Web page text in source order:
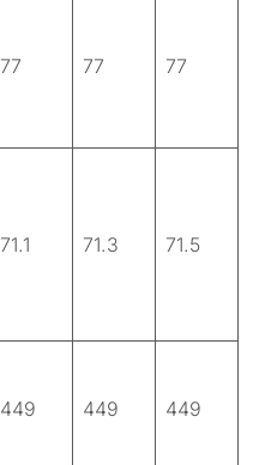
77 77 77
71.1 71.3 71.5
449 449 449